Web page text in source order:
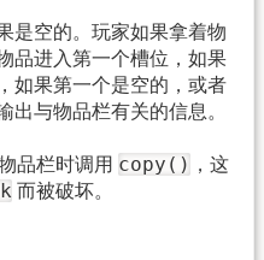
是空的。玩家如果拿着物
品进入第一个槽位，如果
如果第一个是空的，或者
出与物品栏有关的信息。
品栏时调用 copy() ，这
而被破坏。